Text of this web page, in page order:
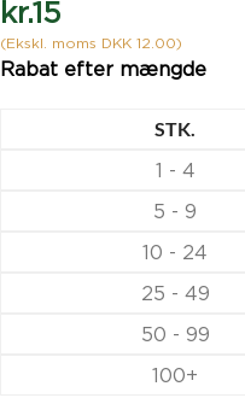
kr.15
(Ekskl. moms DKK 12.00)
Rabat efter mængde
STK.
1 - 4
5 - 9
10 - 24
25 - 49
50 - 99
100+